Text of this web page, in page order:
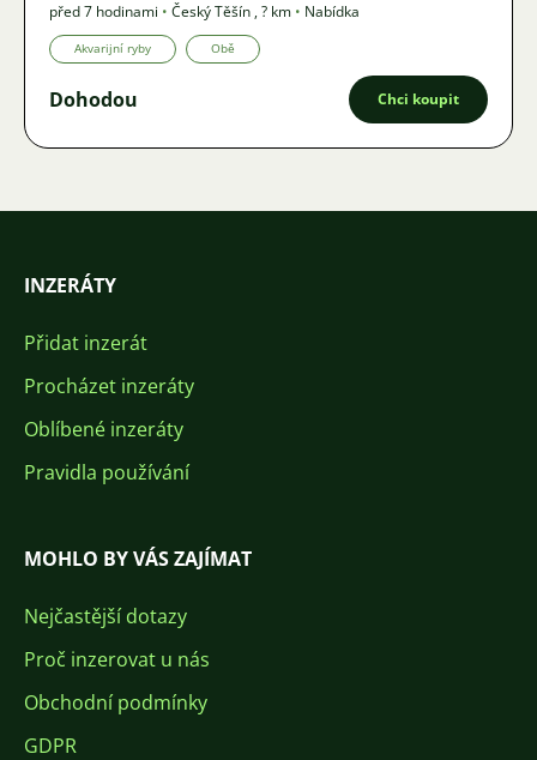
před 7 hodinami • Český Těšín ,? km • Nabídka
Akvarijní ryby Obě
Dohodou Chci koupit
INZERÁTY
Přidat inzerát
Procházet inzeráty
Oblíbené inzeráty
Pravidla používání
MOHLO BY VÁS ZAJÍMAT
Nejčastější dotazy
Proč inzerovat u nás
Obchodní podmínky
GDPR